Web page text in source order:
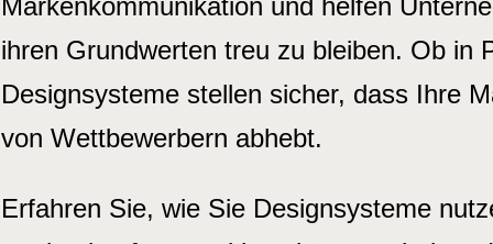
ihren Grundwerten treu zu bleiben. Ob in
Designsysteme stellen sicher, dass Ihre
von Wettbewerbern abhebt.
Erfahren Sie, wie Sie Designsysteme